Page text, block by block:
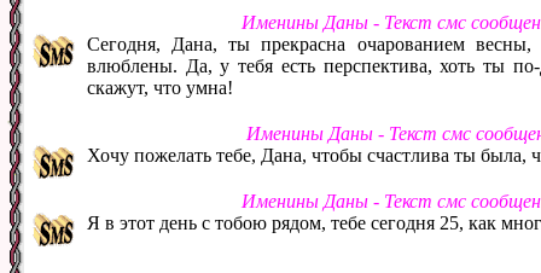
Именины Даны - Текст смс
Сегодня, Дана, ты прекрасна очарованием
влюблены. Да, у тебя есть перспектива, хоть ты
скажут, что умна!
Именины Даны - Текст смс
Хочу пожелать тебе, Дана, чтобы счастлива ты была,
Именины Даны - Текст смс
Я в этот день с тобою рядом, тебе сегодня 25, как